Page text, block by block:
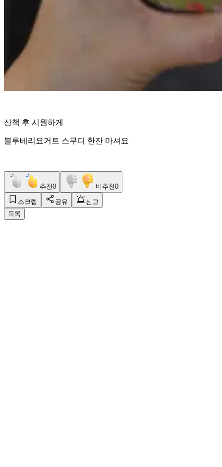
산책 후 시원하게
블루베리요거트 스무디 한잔 마셔요
추천0 비추천0
스크랩 공유
신고
목록